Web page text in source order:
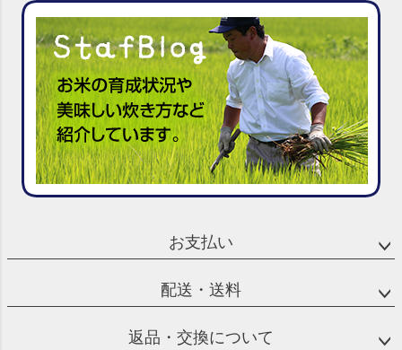
お支払い
配送・送料
返品・交換について